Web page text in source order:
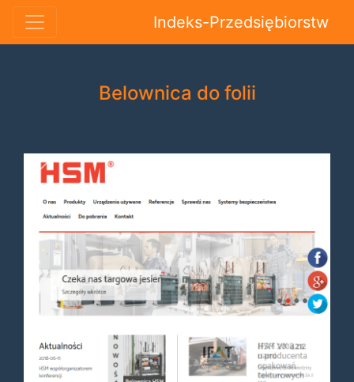
Indeks-Przedsiębiorstw
Belownica do folii